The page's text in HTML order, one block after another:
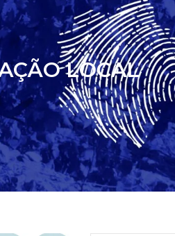
LOCAL